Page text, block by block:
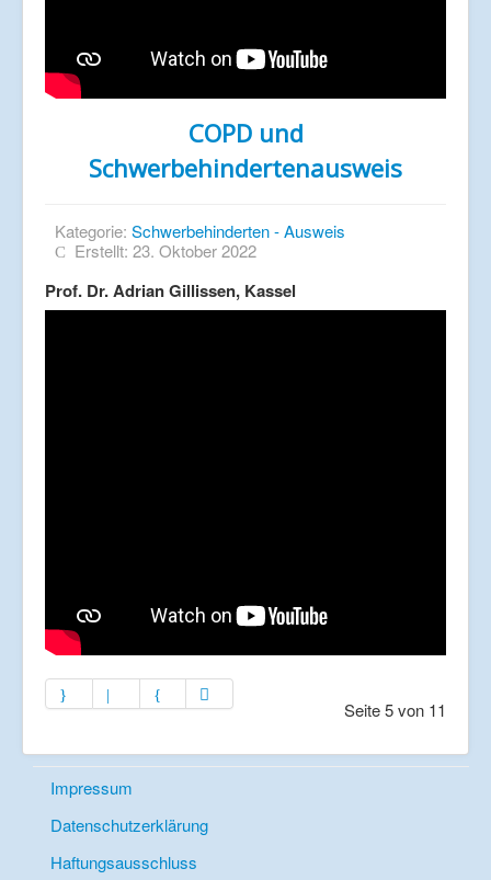
COPD und
Schwerbehindertenausweis
Kategorie: Schwerbehinderten - Ausweis
Erstellt: 23. Oktober 2022
Prof. Dr. Adrian Gillissen, Kassel
Seite 5 von 11
Impressum
Datenschutzerklärung
Haftungsausschluss